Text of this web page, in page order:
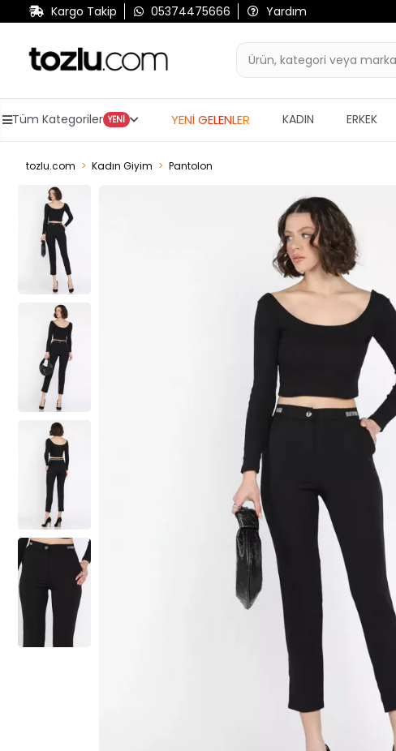
Kargo Takip 05374475666 Yardım
Tüm Kategoriler YENİ YENİ GELENLER KADIN ERKEK
tozlu.com Kadın Giyim Pantolon